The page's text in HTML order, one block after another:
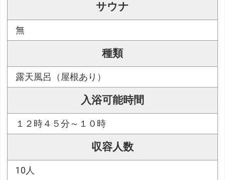
サウナ
無
種類
露天風呂（屋根あり）
入浴可能時間
１２時４５分～１０時
収容人数
10人